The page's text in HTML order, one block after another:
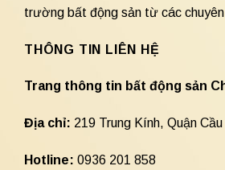
trường bất động sản từ các
THÔNG TIN LIÊN HỆ
Trang thông tin bất động sản
Địa chỉ: 219 Trung Kính, Quận
Hotline: 0936 201 858